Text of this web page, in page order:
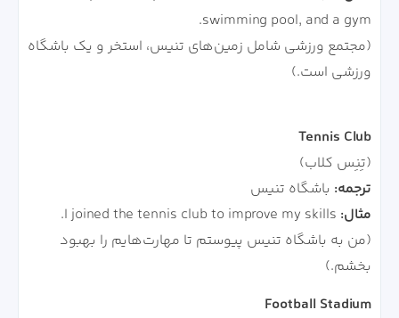
swimming pool, and a gym.
(مجتمع ورزشی شامل زمین‌های تنیس، استخر و یک باشگاه
ورزشی است.)
Tennis Club
(تِنِس کلاب)
ترجمه: باشگاه تنیس
مثال:
(من به باشگاه تنیس پیوستم تا مهارت‌هایم را بهبود
بخشم.)
Football Stadium